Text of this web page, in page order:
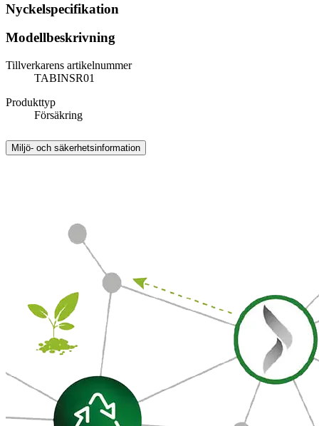
Nyckelspecifikation
Modellbeskrivning
Tillverkarens artikelnummer
TABINSR01
Produkttyp
Försäkring
Miljö- och säkerhetsinformation